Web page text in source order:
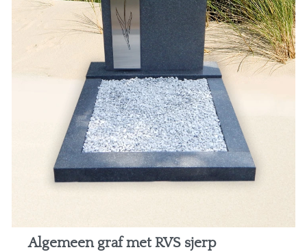
Algemeen graf met RVS sjerp